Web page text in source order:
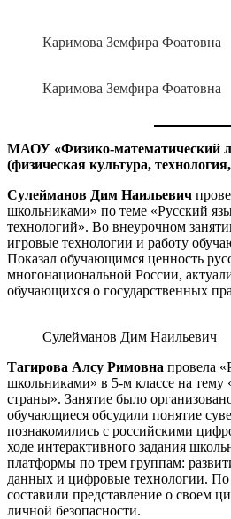
Каримова Земфира Фоатовна
Каримова Земфира Фоатовна
МАОУ «Физико-математический
(физическая культура,
Сулейманов Дим Наильевич
школьниками» по теме «Русский
технологий». Во внеурочном
игровые технологии и работу
Показал обучающимся ценность
многонациональной России,
обучающихся о государственных
Сулейманов Дим Наильевич
Тагирова Алсу Римовна провела
школьниками» в 5-м классе на тему
страны». Занятие было
обучающиеся обсудили понятие
познакомились с российскими
ходе интерактивного задания
платформы по трем группам:
данных и цифровые технологии. По
составили представление о своем
личной безопасности.